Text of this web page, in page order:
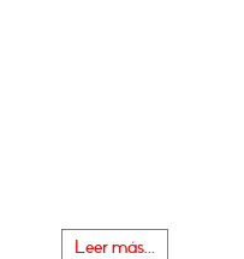
Leer más...